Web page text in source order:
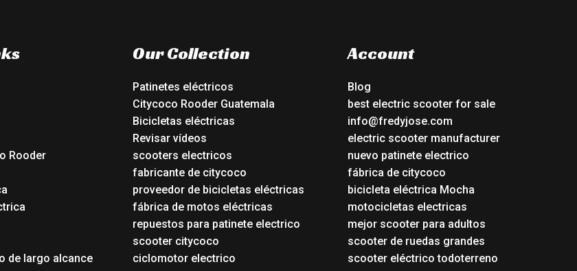
Rooder
de largo alcance
Our Collection
Patinetes eléctricos
Citycoco Rooder Guatemala
Bicicletas eléctricas
Revisar vídeos
scooters electricos
fabricante de citycoco
proveedor de bicicletas eléctricas
fábrica de motos eléctricas
repuestos para patinete electrico
scooter citycoco
ciclomotor electrico
Account
Blog
best electric scooter for sale
info@fredyjose.com
electric scooter manufacturer
nuevo patinete electrico
fábrica de citycoco
bicicleta eléctrica Mocha
motocicletas electricas
mejor scooter para adultos
scooter de ruedas grandes
scooter eléctrico todoterreno